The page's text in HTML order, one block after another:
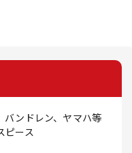
バンドレン、ヤマハ等
ピース